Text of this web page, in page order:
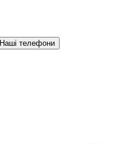
Наші телефони